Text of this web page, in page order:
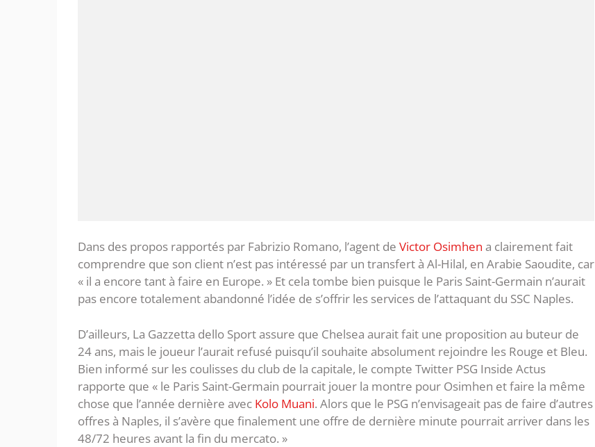
Dans des propos rapportés par Fabrizio Romano, l’agent de Victor Osimhen a clairement fait
comprendre que son client n’est pas intéressé par un transfert à Al-Hilal, en Arabie Saoudite, car
« il a encore tant à faire en Europe. » Et cela tombe bien puisque le Paris Saint-Germain n’aurait
pas encore totalement abandonné l’idée de s’offrir les services de l’attaquant du SSC Naples.
D’ailleurs, La Gazzetta dello Sport assure que Chelsea aurait fait une proposition au buteur de
24 ans, mais le joueur l’aurait refusé puisqu’il souhaite absolument rejoindre les Rouge et Bleu.
Bien informé sur les coulisses du club de la capitale, le compte Twitter PSG Inside Actus
rapporte que « le Paris Saint-Germain pourrait jouer la montre pour Osimhen et faire la même
chose que l’année dernière avec Kolo Muani. Alors que le PSG n’envisageait pas de faire d’autres
offres à Naples, il s’avère que finalement une offre de dernière minute pourrait arriver dans les
48/72 heures avant la fin du mercato. »